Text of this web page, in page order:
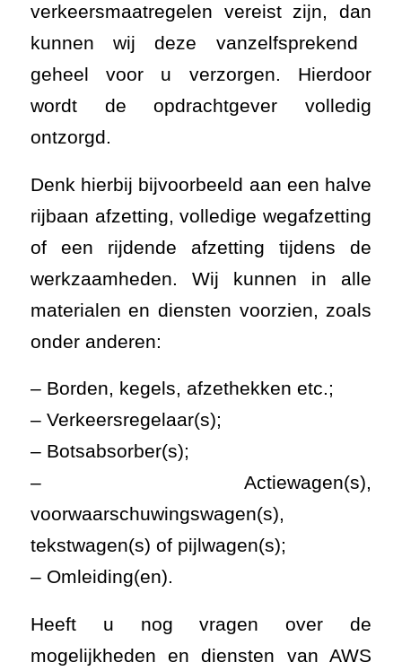
verkeersmaatregelen vereist zijn, dan
kunnen wij deze vanzelfsprekend
geheel voor u verzorgen. Hierdoor
wordt de opdrachtgever volledig
ontzorgd.
Denk hierbij bijvoorbeeld aan een halve
rijbaan afzetting, volledige wegafzetting
of een rijdende afzetting tijdens de
werkzaamheden. Wij kunnen in alle
materialen en diensten voorzien, zoals
onder anderen:
– Borden, kegels, afzethekken etc.;
– Verkeersregelaar(s);
– Botsabsorber(s);
– Actiewagen(s),
voorwaarschuwingswagen(s),
tekstwagen(s) of pijlwagen(s);
– Omleiding(en).
Heeft u nog vragen over de
mogelijkheden en diensten van AWS